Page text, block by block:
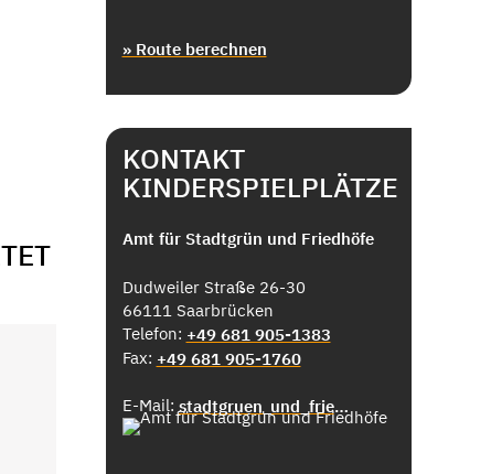
» Route berechnen
KONTAKT
KINDERSPIELPLÄTZE
Amt für Stadtgrün und Friedhöfe
Dudweiler Straße 26-30
66111 Saarbrücken
Telefon: +49 681 905-1383
Fax: +49 681 905-1760
E-Mail: stadtgruen_und_friedhoefe@saarbruecken.de